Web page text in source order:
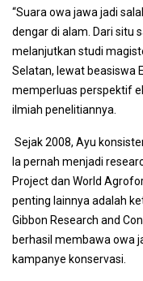
“Suara owa jawa jadi
dengar di alam. Dari situ
melanjutkan studi
Selatan, lewat beasiswa
memperluas perspektif
ilmiah penelitiannya.
Sejak 2008, Ayu
Ia pernah menjadi
Project dan World
penting lainnya adalah
Gibbon Research and
berhasil membawa owa
kampanye konservasi.